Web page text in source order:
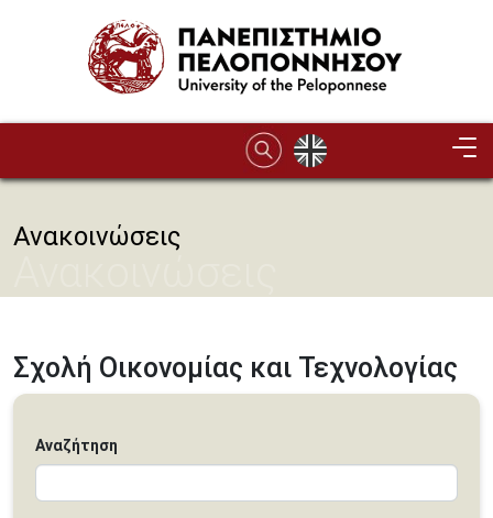
Ανακοινώσεις
Σχολή Οικονομίας και Τεχνολογίας
Αναζήτηση